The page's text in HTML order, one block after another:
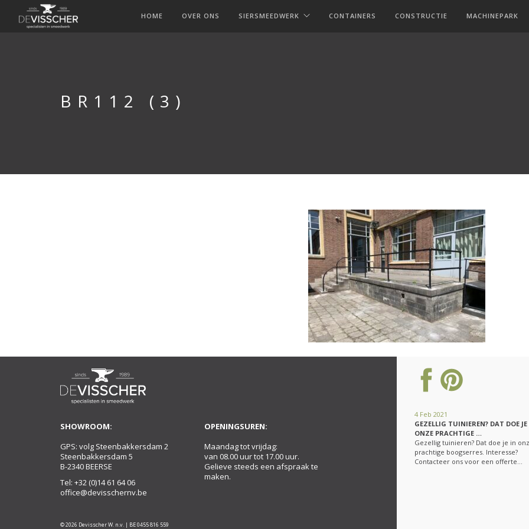
HOME OVER ONS SIERSMEEDWERK CONTAINERS CONSTRUCTIE MACHINEPARK
BR112 (3)
SHOWROOM:
GPS: volg Steenbakkersdam 2
Steenbakkersdam 5
B-2340 BEERSE
Tel: +32 (0)14 61 64 06
office@devisschernv.be
© 2026 Devisscher W. n.v. | BE 0455 816 559
OPENINGSUREN:
Maandag tot vrijdag:
van 08.00 uur tot 17.00 uur.
Gelieve steeds een afspraak te
maken.
4 Feb 2021
GEZELLIG TUINIEREN? DAT DOE
ONZE PRACHTIGE …
Gezellig tuinieren? Dat doe je in
prachtige boogserres. Interesse?
Contacteer ons voor een offerte…